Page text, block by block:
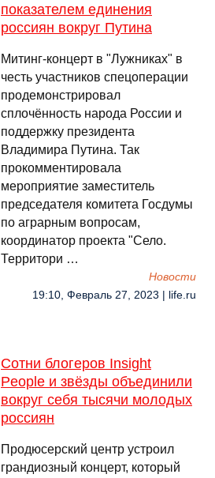
показателем единения
россиян вокруг Путина
Митинг-концерт в "Лужниках" в
честь участников спецоперации
продемонстрировал
сплочённость народа России и
поддержку президента
Владимира Путина. Так
прокомментировала
мероприятие заместитель
председателя комитета Госдумы
по аграрным вопросам,
координатор проекта "Село.
Территори …
Новости
19:10, Февраль 27, 2023 | life.ru
Сотни блогеров Insight
People и звёзды объединили
вокруг себя тысячи молодых
россиян
Продюсерский центр устроил
грандиозный концерт, который